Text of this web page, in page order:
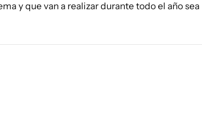
y que van a realizar durante todo el año sea